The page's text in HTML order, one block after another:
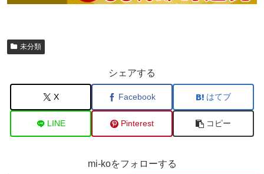
未分類
シェアする
X Facebook はてブ
LINE Pinterest コピー
mi-koをフォローする